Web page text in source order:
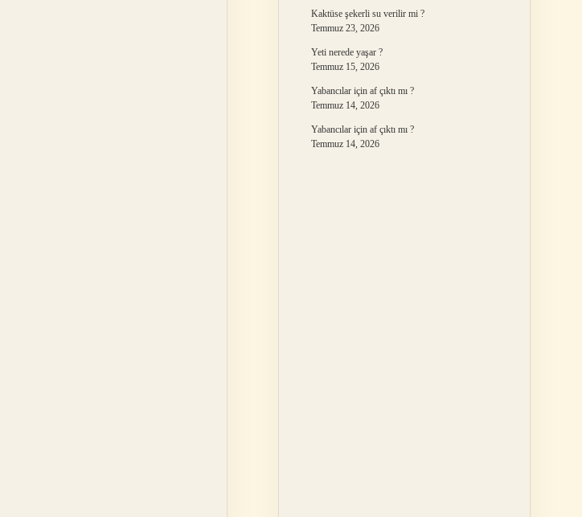
Kaktüse şekerli su verilir mi ?
Temmuz 23, 2026
Yeti nerede yaşar ?
Temmuz 15, 2026
Yabancılar için af çıktı mı ?
Temmuz 14, 2026
Yabancılar için af çıktı mı ?
Temmuz 14, 2026